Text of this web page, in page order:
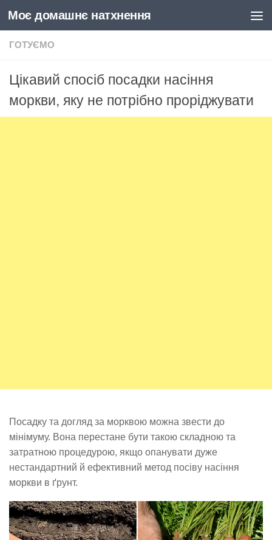
Skip to content
Моє домашнє натхнення
ГОТУЄМО
Цікавий спосіб посадки насіння
моркви, яку не потрібно проріджувати
Посадку та догляд за морквою можна звести до
мінімуму. Вона перестане бути такою складною та
затратною процедурою, якщо опанувати дуже
нестандартний й ефективний метод посіву насіння
моркви в ґрунт.